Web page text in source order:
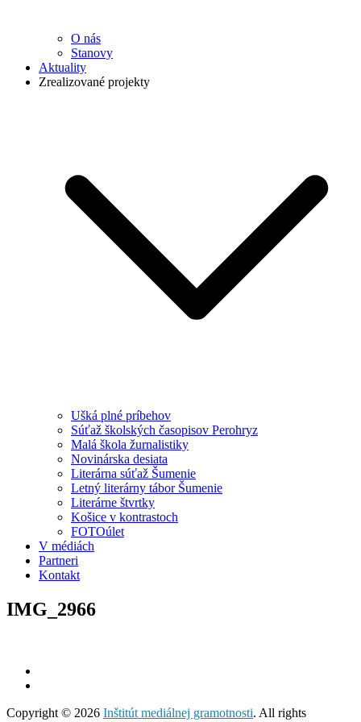
O nás
Stanovy
Aktuality
Zrealizované projekty
Ušká plné príbehov
Súťaž školských časopisov Perohryz
Malá škola žurnalistiky
Novinárska desiata
Literárna súťaž Šumenie
Letný literárny tábor Šumenie
Literárne štvrtky
Košice v kontrastoch
FOTOúlet
V médiách
Partneri
Kontakt
IMG_2966
Copyright © 2026 Inštitút mediálnej gramotnosti. All rights